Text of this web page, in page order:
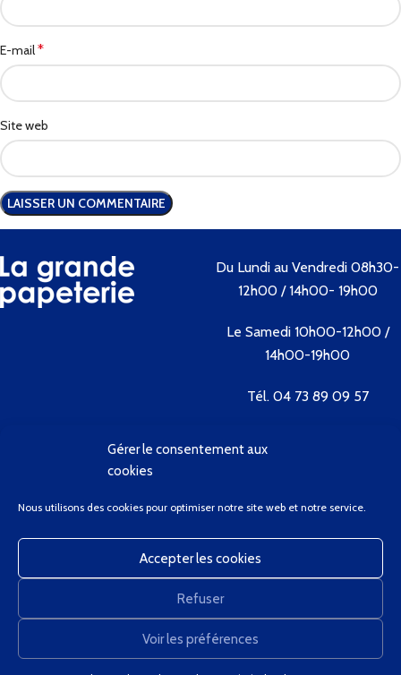
Gérer le consentement aux
cookies
Nous utilisons des cookies pour optimiser notre site web et notre service.
Accepter les cookies
Refuser
Voir les préférences
E-mail*
Site web
Du Lundi au Vendredi 08h30-
12h00 / 14h00- 19h00
Le Samedi 10h00-12h00 /
14h00-19h00
Tél. 04 73 89 09 57
Contactez-nous
Bienvenue
Contactez-Nous
Client Privilège
Mon Compte
Panier
Nous utilisons des cookies pour améliorer votre expérience sur notre site